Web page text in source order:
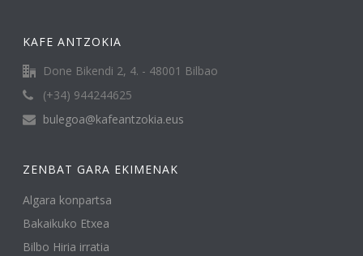
KAFE ANTZOKIA
Done Bikendi 2, 4. - 48001 Bilbao
(+34) 944244625
bulegoa@kafeantzokia.eus
ZENBAT GARA EKIMENAK
Algara konpartsa
Bakaikuko Etxea
Bilbo Hiria irratia